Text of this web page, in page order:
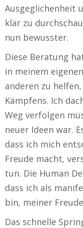
Ausgeglichenheit
klar zu
nun bewusster.
Diese Beratung
in meinem
anderen zu
Kämpfens. Ich
Weg verfolgen
neuer Ideen war.
dass ich mich
Freude macht,
tun. Die Human
dass ich als
bin, meiner
Das schnelle